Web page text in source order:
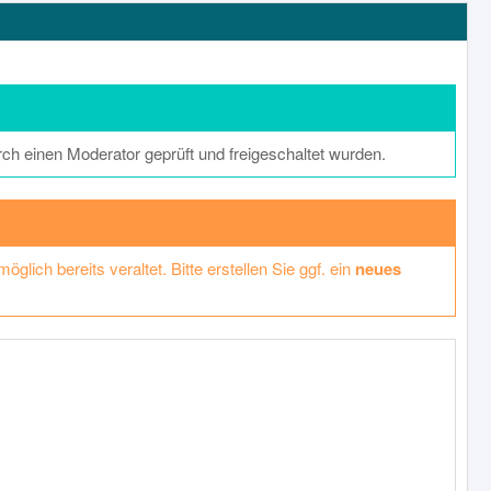
einen Moderator geprüft und freigeschaltet wurden.
bereits veraltet. Bitte erstellen Sie ggf. ein neues